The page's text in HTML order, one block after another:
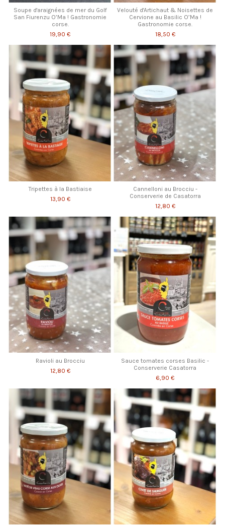
Soupe d'araignées de mer du Golf
San Fiurenzu O’Ma ! Gastronomie
corse.
19,90 €
Velouté d'Artichaut & Noisettes de
Cervione au Basilic O’Ma !
Gastronomie corse.
18,50 €
Tripettes à la Bastiaise
13,90 €
Cannelloni au Brocciu -
Conserverie de Casatorra
12,80 €
Ravioli au Brocciu
12,80 €
Sauce tomates corses Basilic -
Conserverie Casatorra
6,90 €